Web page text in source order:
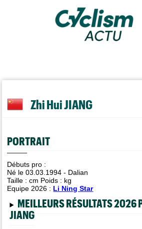
Zhi Hui JIANG
PORTRAIT
Débuts pro :
Né le 03.03.1994 - Dalian
Taille :cm Poids : kg
Equipe 2026 : Li Ning Star
MEILLEURS RÉSULTATS 2026
JIANG